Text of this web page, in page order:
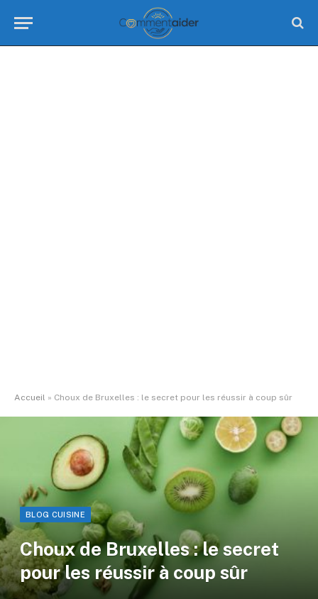
Accueil » Choux de Bruxelles : le secret pour les réussir à coup sûr
BLOG CUISINE
Choux de Bruxelles : le secret
pour les réussir à coup sûr